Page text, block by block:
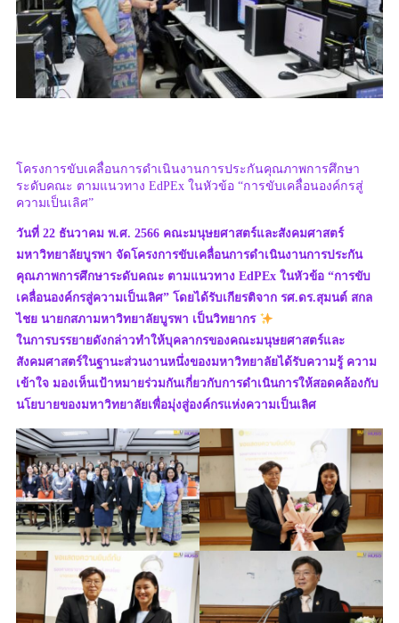
โครงการขับเคลื่อนการดำเนินงานการประกันคุณภาพการศึกษา
ระดับคณะ ตามแนวทาง EdPEx ในหัวข้อ “การขับเคลื่อนองค์กรสู่
ความเป็นเลิศ”
วันที่ 22 ธันวาคม พ.ศ. 2566 คณะมนุษยศาสตร์และสังคมศาสตร์
มหาวิทยาลัยบูรพา จัดโครงการขับเคลื่อนการดำเนินงานการประกัน
คุณภาพการศึกษาระดับคณะ ตามแนวทาง EdPEx ในหัวข้อ “การขับ
เคลื่อนองค์กรสู่ความเป็นเลิศ” โดยได้รับเกียรติจาก รศ.ดร.สุมนต์ สกล
ไชย นายกสภามหาวิทยาลัยบูรพา เป็นวิทยากร
ในการบรรยายดังกล่าวทำให้บุคลากรของคณะมนุษยศาสตร์และ
สังคมศาสตร์ในฐานะส่วนงานหนึ่งของมหาวิทยาลัยได้รับความรู้ ความ
เข้าใจ มองเห็นเป้าหมายร่วมกันเกี่ยวกับการดำเนินการให้สอดคล้องกับ
นโยบายของมหาวิทยาลัยเพื่อมุ่งสู่องค์กรแห่งความเป็นเลิศ